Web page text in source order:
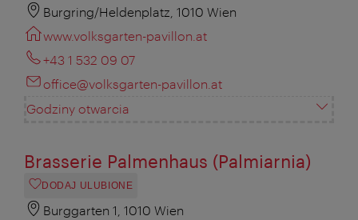
Burgring/Heldenplatz, 1010 Wien
www.volksgarten-pavillon.at
+43 1 532 09 07
office@volksgarten-pavillon.at
Godziny otwarcia
Brasserie Palmenhaus (Palmiarnia)
DODAJ ULUBIONE
Burggarten 1, 1010 Wien